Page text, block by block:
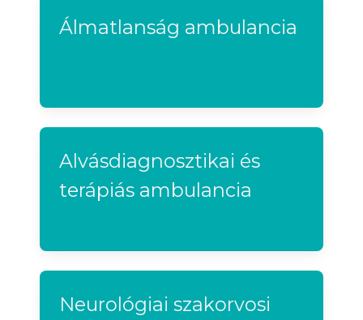
Álmatlanság ambulancia
Alvásdiagnosztikai és
terápiás ambulancia
Neurológiai szakorvosi